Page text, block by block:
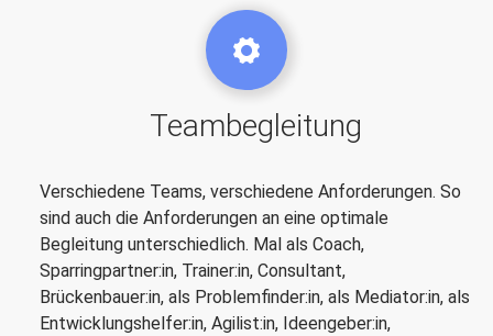
Teambegleitung
Verschiedene Teams, verschiedene Anforderungen. So
sind auch die Anforderungen an eine optimale
Begleitung unterschiedlich. Mal als Coach,
Sparringpartner:in, Trainer:in, Consultant,
Brückenbauer:in, als Problemfinder:in, als Mediator:in, als
Entwicklungshelfer:in, Agilist:in, Ideengeber:in,